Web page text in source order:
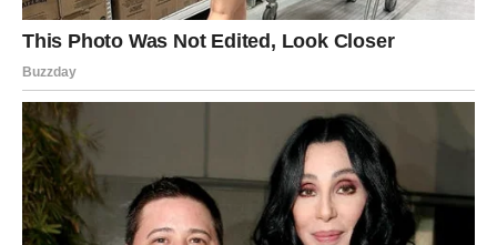
Ovo je period u kojem mnogi Ovnovi mogu doneti važnu
se udalje od ljudi koji crpe energiju, ili da se konačno
posvete sebi. Karma podržava svaku odluku koja dolazi iz
samopoštovanja.
Karmička poruka sledeće nedelje